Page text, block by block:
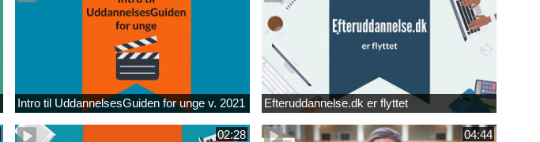
Intro til UddannelsesGuiden for unge v. 2021 Efteruddannelse.dk er flyttet
02:28 04:44